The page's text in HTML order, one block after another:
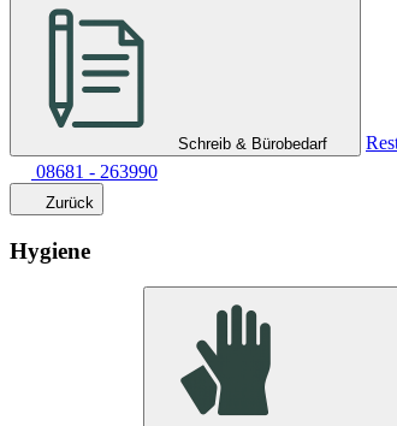
Schreib & Bürobedarf
08681 - 263990
Zurück
Hygiene